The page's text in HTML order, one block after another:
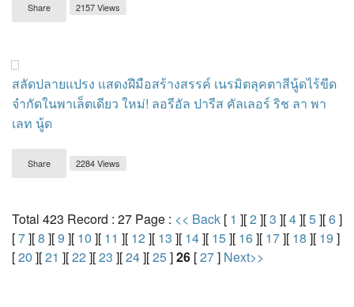
Share 2157 Views
สลัดปลายแปรง แสดงฝีมือสร้างสรรค์ เนรมิตลุคตาสีนู้ดไร้ขีด
จำกัดในพาเล็ตเดียว ใหม่! ลอรีอัล ปารีส คัลเลอร์ ริช ลา พา
เลท นู้ด
Share 2284 Views
Total 423 Record : 27 Page : << Back [ 1 ][2 ][3 ][4][5][6]
[7][8 ][9 ][ 10 ][ 11 ][ 12 ][ 13 ][ 14][ 15][ 16][ 17][ 18 ][ 19 ]
[20 ][21 ][22 ][23 ][24][25]26 [27] Next>>